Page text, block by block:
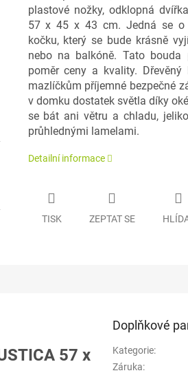
plastové nožky, odklopná
57 x 45 x 43 cm. Jedná se o
kočku, který se bude krásně
nebo na balkóně. Tato
poměr ceny a kvality.
mazlíčkům příjemné bezpečné
v domku dostatek světla díky
se bát ani větru a chladu,
průhlednými lamelami.
Detailní informace
TISK ZEPTAT SE
57 x
Doplňkové
Kategorie:
Záruka: